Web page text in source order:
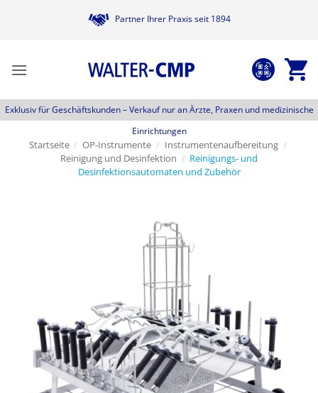
Partner Ihrer Praxis seit 1894
Exklusiv für Geschäftskunden –Verkauf nur an Ärzte, Praxen und medizinische
Einrichtungen
Startseite / OP-Instrumente / Instrumentenaufbereitung /
Reinigung und Desinfektion / Reinigungs- und
Desinfektionsautomaten und Zubehör